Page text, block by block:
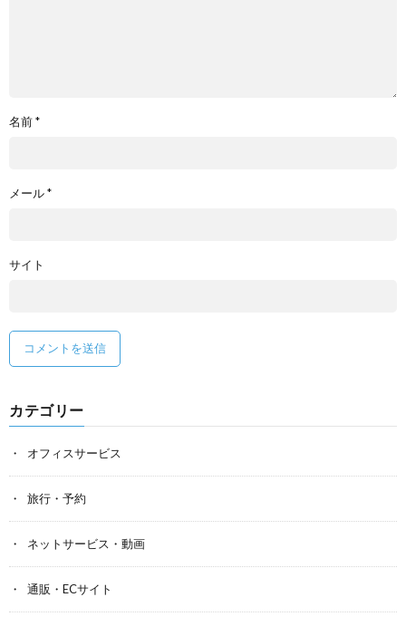
名前*
メール*
サイト
カテゴリー
オフィスサービス
旅行・予約
ネットサービス・動画
通販・ECサイト